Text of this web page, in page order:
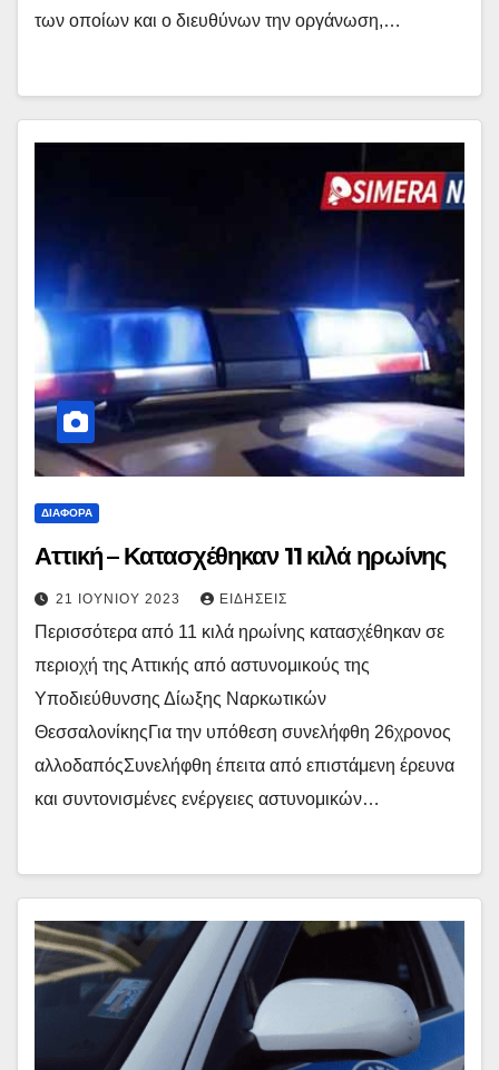
των οποίων και ο διευθύνων την οργάνωση,…
ΔΙΆΦΟΡΑ
Αττική – Κατασχέθηκαν 11 κιλά ηρωίνης
21 ΙΟΥΝΊΟΥ 2023 ΕΙΔΉΣΕΙΣ
Περισσότερα από 11 κιλά ηρωίνης κατασχέθηκαν σε
περιοχή της Αττικής από αστυνομικούς της
Υποδιεύθυνσης Δίωξης Ναρκωτικών
ΘεσσαλονίκηςΓια την υπόθεση συνελήφθη 26χρονος
αλλοδαπόςΣυνελήφθη έπειτα από επιστάμενη έρευνα
και συντονισμένες ενέργειες αστυνομικών…